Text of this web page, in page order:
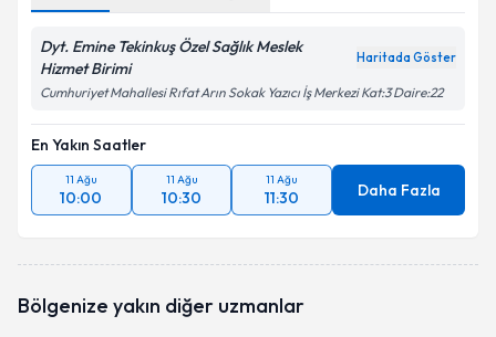
Dyt. Emine Tekinkuş Özel Sağlık Meslek
Hizmet Birimi
Haritada Göster
Cumhuriyet Mahallesi Rıfat Arın Sokak Yazıcı İş Merkezi Kat:3 Daire:22
En Yakın Saatler
11 Ağu
10:00
11 Ağu
10:30
11 Ağu
11:30 Daha Fazla
Bölgenize yakın diğer uzmanlar